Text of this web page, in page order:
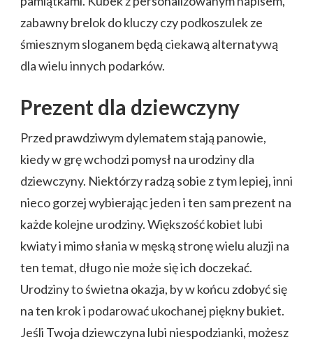
zabawny brelok do kluczy czy podkoszulek ze
śmiesznym sloganem będą ciekawą alternatywą
dla wielu innych podarków.
Prezent dla dziewczyny
Przed prawdziwym dylematem stają panowie,
kiedy w grę wchodzi pomysł na urodziny dla
dziewczyny. Niektórzy radzą sobie z tym lepiej, inni
nieco gorzej wybierając jeden i ten sam prezent na
każde kolejne urodziny. Większość kobiet lubi
kwiaty i mimo słania w męską stronę wielu aluzji na
ten temat, długo nie może się ich doczekać.
Urodziny to świetna okazja, by w końcu zdobyć się
na ten krok i podarować ukochanej piękny bukiet.
Jeśli Twoja dziewczyna lubi niespodzianki, możesz